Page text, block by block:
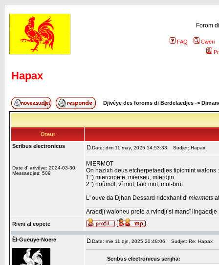
Forom
FAQ
Cweri
Hapax
Djivêye des foroms di Berdelaedjes ->
Oteur
Scribus electronicus
Date d' arivêye: 2024-03-30
Messaedjes: 509
Date: dim 11 may, 2025 14:53:33 Sudjet: Hapax
MIERMOT
On hazixh deus etcherpetaedjes tipicmint walons :
1°) miercopete, mierseu, mierdjin
2°) noûmot, vî mot, laid mot, mot-brut
L' ouve da Djhan Dessard ridoxhant d' miermots
Araedjî waloneu prete a rvindjî si mancî lingaedje
Rivni al copete
Èl-Gueuye-Noere Date: mie 11 djn, 2025 20:48:06 Sudjet: Re: Hapax
Scribus electronicus scrijha: